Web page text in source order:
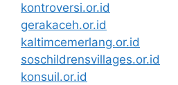
kontroversi.or.id
gerakaceh.or.id
kaltimcemerlang.or.id
soschildrensvillages.or.id
konsuil.or.id